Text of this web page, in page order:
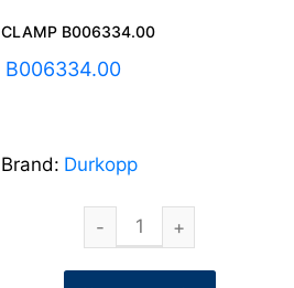
CLAMP B006334.00
B006334.00
Brand: Durkopp